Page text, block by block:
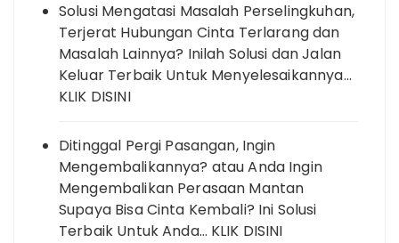
Solusi Mengatasi Masalah Perselingkuhan,
Terjerat Hubungan Cinta Terlarang dan
Masalah Lainnya? Inilah Solusi dan Jalan
Keluar Terbaik Untuk Menyelesaikannya…
KLIK DISINI
Ditinggal Pergi Pasangan, Ingin
Mengembalikannya? atau Anda Ingin
Mengembalikan Perasaan Mantan
Supaya Bisa Cinta Kembali? Ini Solusi
Terbaik Untuk Anda… KLIK DISINI